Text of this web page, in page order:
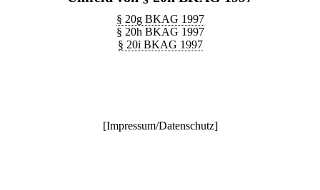
§ 20g BKAG 1997
§ 20h BKAG 1997
§ 20i BKAG 1997
[Impressum/Datenschutz]